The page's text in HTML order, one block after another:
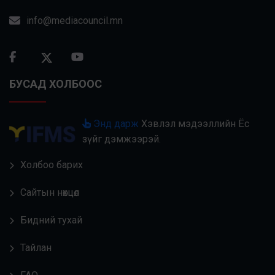
info@mediacouncil.mn
БУСАД ХОЛБООС
Энд дарж Хэвлэл мэдээллийн Ёс
зүйг дэмжээрэй.
Холбоо барих
Сайтын нөхцөл
Бидний тухай
Тайлан